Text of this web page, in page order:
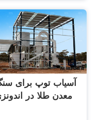
آسیاب توپ برای
معدن طلا در